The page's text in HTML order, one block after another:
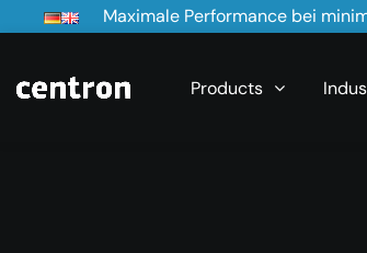
Maximale Performance bei
Products